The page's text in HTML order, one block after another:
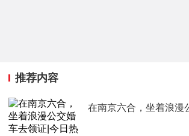
推荐内容
在南京六合，坐着浪漫